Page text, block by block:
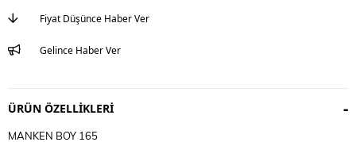
Fiyat Düşünce Haber Ver
Gelince Haber Ver
ÜRÜN ÖZELLIKLERI
MANKEN BOY 165